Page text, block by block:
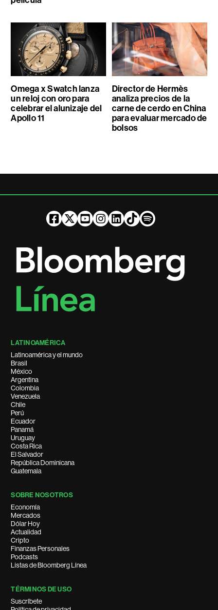
Omega x Swatch lanza
un reloj con oro para
celebrar el alunizaje del
Apollo 11
Director de Hermès
analiza precios de la
carne de cerdo en China
para evaluar mercado de
bolsos
LATINOAMÉRICA
Latinoamérica y el mundo
Brasil
México
Argentina
Colombia
Venezuela
Chile
Perú
Ecuador
Panamá
Uruguay
Costa Rica
El Salvador
República Dominicana
Guatemala
SOBRE NOSOTROS
Economía
Mercados
Dólar Hoy
Actualidad
Cripto
Finanzas Personales
Podcasts
Listas de Bloomberg Línea
TÉRMINOS DE USO
Suscríbete